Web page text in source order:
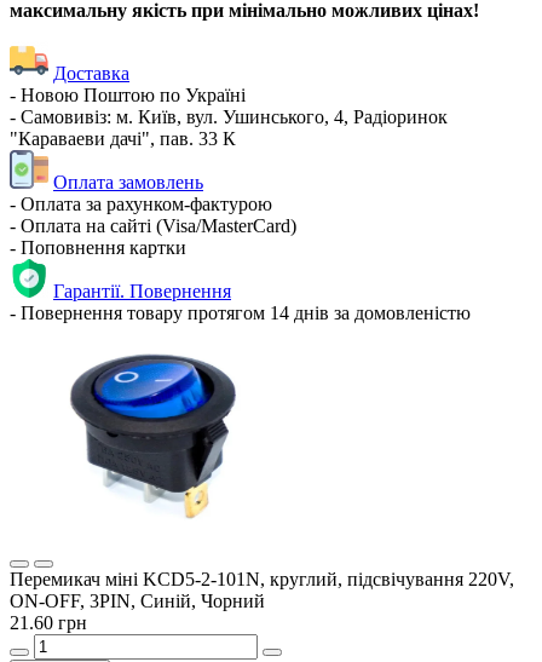
максимальну якість при мінімально можливих цінах!
Доставка
- Новою Поштою по Україні
- Самовивіз: м. Київ, вул. Ушинського, 4, Радіоринок
"Караваеви дачі", пав. 33 К
Оплата замовлень
- Оплата за рахунком-фактурою
- Оплата на сайті (Visa/MasterCard)
- Поповнення картки
Гарантії. Повернення
- Повернення товару протягом 14 днів за домовленістю
Перемикач міні KCD5-2-101N, круглий, підсвічування 220V,
ON-OFF, 3PIN, Синій, Чорний
21.60 грн